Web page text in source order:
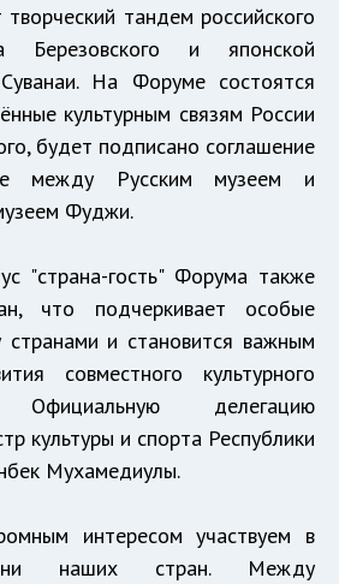
тандем российского
Березовского и японской
На Форуме состоятся
культурным связям России
будет подписано соглашение
между Русским музеем и
Фуджи.
"страна-гость" Форума также
что подчеркивает особые
и становится важным
совместного культурного
Официальную делегацию
культуры и спорта Республики
Мухамедиулы.
интересом участвуем в
наших стран. Между